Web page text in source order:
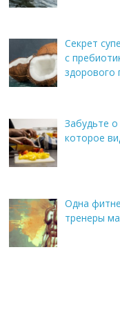
Секрет
с
здорового
Забудьте
которое
Одна
тренеры